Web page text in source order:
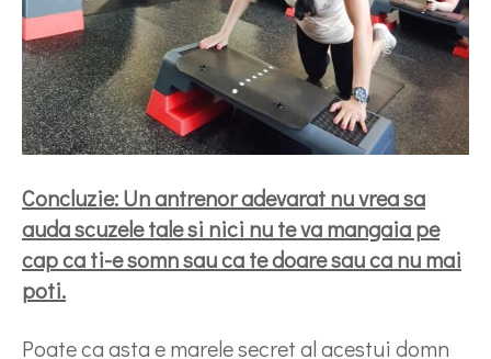
Concluzie: Un antrenor adevarat nu vrea sa
auda scuzele tale si nici nu te va mangaia pe
cap ca ti-e somn sau ca te doare sau ca nu mai
poti.
Poate ca asta e marele secret al acestui domn